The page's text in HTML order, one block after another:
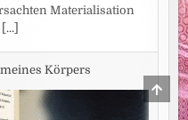
Materialisation
[...]
Körpers
TO
TOP